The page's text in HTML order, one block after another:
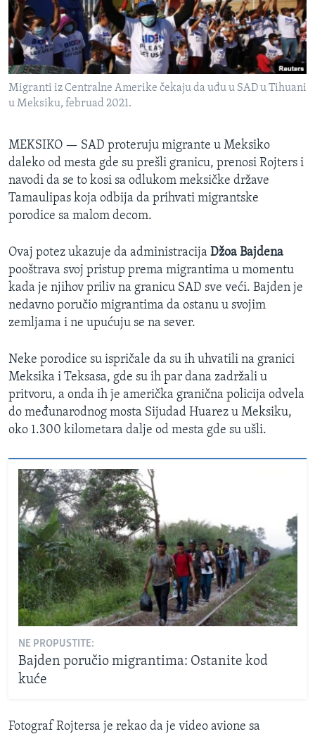
SPORT
INTERVJU
Migranti iz Centralne Amerike čekaju da uđu u SAD u Tihuani
u Meksiku, februad 2021.
MEKSIKO — SAD proteruju migrante u Meksiko
daleko od mesta gde su prešli granicu, prenosi Rojters i
navodi da se to kosi sa odlukom meksičke države
Tamaulipas koja odbija da prihvati migrantske
porodice sa malom decom.
Ovaj potez ukazuje da administracija Džoa Bajdena
pooštrava svoj pristup prema migrantima u momentu
kada je njihov priliv na granicu SAD sve veći. Bajden je
nedavno poručio migrantima da ostanu u svojim
zemljama i ne upućuju se na sever.
Neke porodice su ispričale da su ih uhvatili na granici
Meksika i Teksasa, gde su ih par dana zadržali u
pritvoru, a onda ih je američka granična policija odvela
do međunarodnog mosta Sijudad Huarez u Meksiku,
oko 1.300 kilometara dalje od mesta gde su ušli.
NE PROPUSTITE:
Bajden poručio migrantima: Ostanite kod
kuće
Fotograf Rojtersa je rekao da je video avione sa